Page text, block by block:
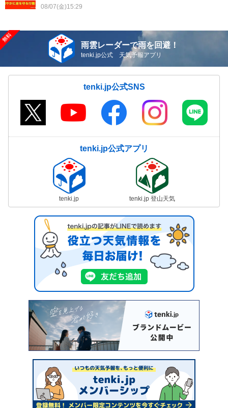
08/07(金)15:29
雨雲レーダーで雨を回避！
tenki.jp公式 天気予報アプリ
tenki.jp公式SNS
tenki.jp公式アプリ
tenki.jp tenki.jp 登山天気